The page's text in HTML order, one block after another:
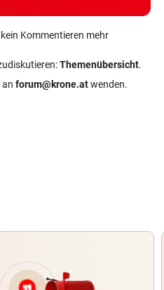
Kommentieren mehr
Themenübersicht.
an forum@krone.atwenden.